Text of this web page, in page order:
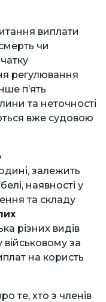
виплати
чи
регулювання
пʼять
та неточності
вже судовою
залежить
наявності у
та складу
різних видів
за
на користь
те, хто з членів